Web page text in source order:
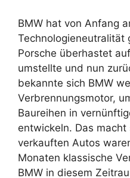
BMW hat von Anfang
Technologieneutralität
Porsche überhastet
umstellte und nun
bekannte sich BMW
Verbrennungsmotor,
Baureihen in
entwickeln. Das
verkauften Autos
Monaten klassische
BMW in diesem